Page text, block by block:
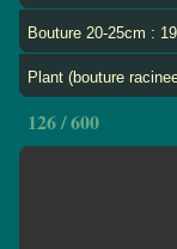
Bouture 20-25cm :
Plant (bouture
126 / 600